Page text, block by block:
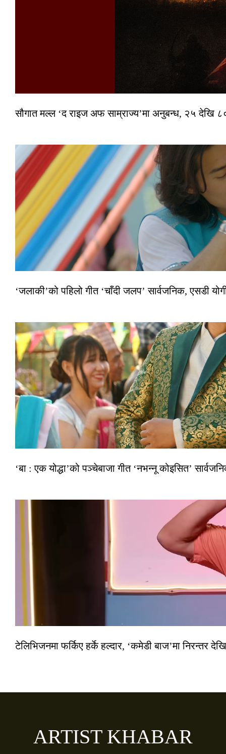
सौगात मल्ल ‘द राइज अफ साम्राज्य’मा अनुबन्ध, २५ देखि
‘जलाकी’को पहिलो गीत ‘चाँदी जलप’ सार्वजनिक, एसडी
‘बा : एक योद्धा’को पञ्चेबाजा गीत ‘नभन्नू कोइसित’
टेलिभिजनमा फर्किए हर्के हल्दार, ‘कमेडी बाज’मा निरन्तर
ARTIST KHABAR